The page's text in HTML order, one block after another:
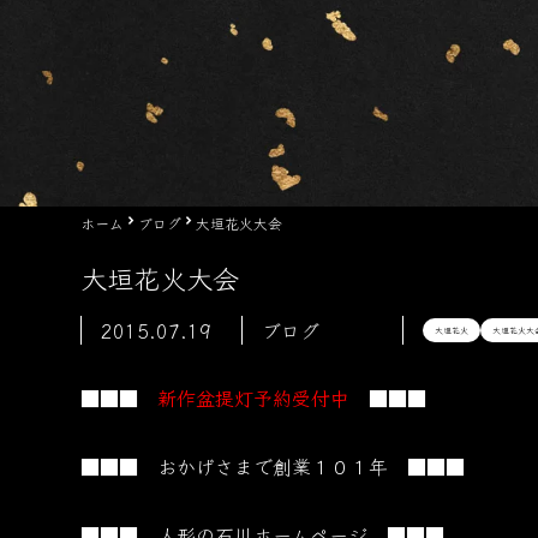
ホーム ブログ 大垣花火大会
大垣花火大会
2015.07.19 ブログ 大垣花火 大垣花火大
■■■新作盆提灯予約受付中 ■■■
■■■ おかげさまで創業１０１年 ■■■